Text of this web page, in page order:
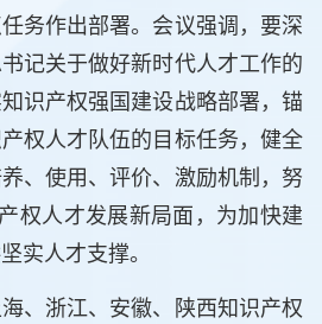
务作出部署。会议强调，要深
记关于做好新时代人才工作的
识产权强国建设战略部署，锚
权人才队伍的目标任务，健全
、使用、评价、激励机制，努
权人才发展新局面，为加快建
实人才支撑。
、浙江、安徽、陕西知识产权